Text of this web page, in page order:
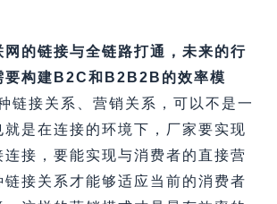
网的链接与全链路打通，未来的行
要构建B2C和B2B2B的效率模
链接关系、营销关系，可以不是一
是在连接的环境下，厂家要实现
接，要能实现与消费者的直接营
接关系才能够适应当前的消费者